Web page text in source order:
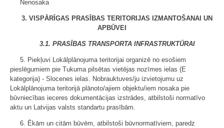
Nenosaka
3. VISPĀRĪGAS PRASĪBAS TERITORIJAS IZMANTOŠANAI UN
APBŪVEI
3.1. PRASĪBAS TRANSPORTA INFRASTRUKTŪRAI
5. Piekļuvi Lokālplānojuma teritorijai organizē no esošiem
pieslēgumiem pie Tukuma pilsētas vietējas nozīmes ielas (E
kategorija) - Slocenes ielas. Nobrauktuves/ju izvietojumu uz
Lokālplānojuma teritorijā plānoto/ajiem objektu/iem nosaka pie
būvniecības ieceres dokumentācijas izstrādes, atbilstoši normatīvo
aktu un Latvijas valsts standartu prasībām.
6. Ēkām un citām būvēm, atbilstoši būvnormatīviem, paredz